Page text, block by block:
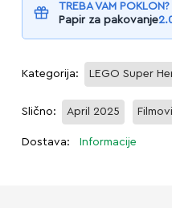
TREBA VAM POKLON?
Papir za pakovanje
Kategorija: LEGO Super
Slično: April 2025 Filmovi
Dostava: Informacije